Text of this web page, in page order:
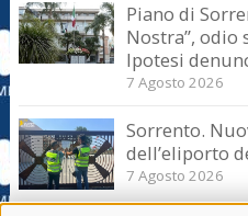
Piano di
Nostra”, odio
Ipotesi
7 Agosto 2026
Sorrento.
dell’eliporto
7 Agosto 2026